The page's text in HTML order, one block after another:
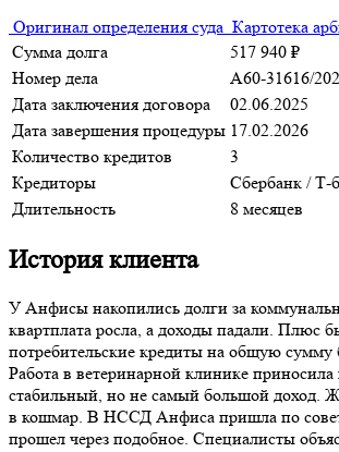
Оригинал определения суда Картотека
Сумма долга
517 940 ₽
Номер дела
А60-31616/
Дата заключения договора
02.06.2025
Дата завершения процедуры 17.02.2026
Количество кредитов
3
Кредиторы
Сбербанк /Т-
Длительность
8 месяцев
История клиента
У Анфисы накопились долги за
квартплата росла, а доходы падали. Плюс
потребительские кредиты на общую сумму
Работа в ветеринарной клинике приносила
стабильный, но не самый большой доход.
в кошмар. В НССД Анфиса пришла по
прошел через подобное. Специалисты